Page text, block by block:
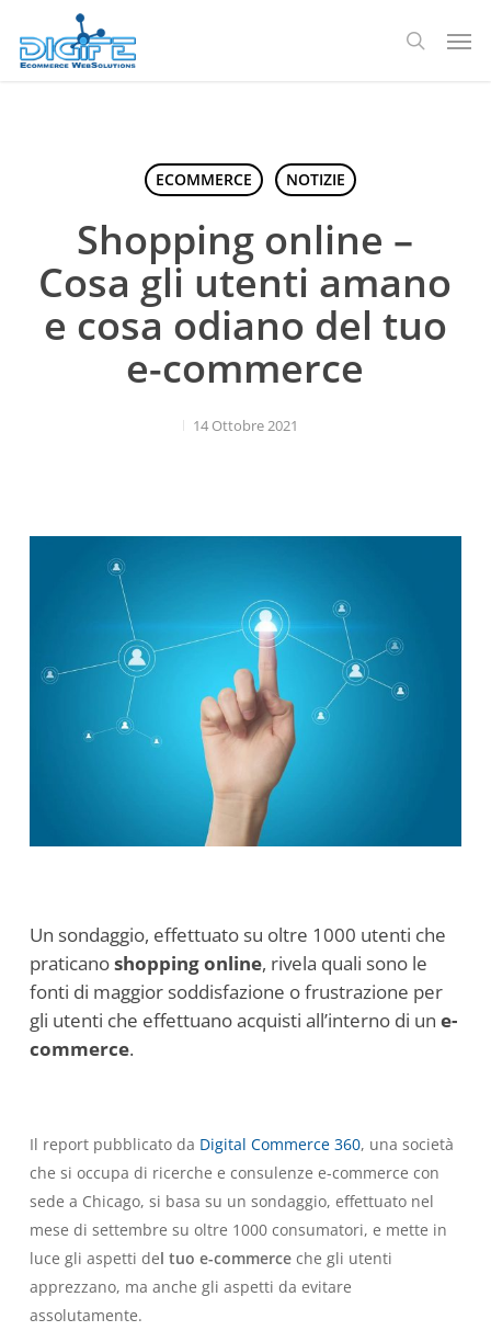
contenuto
ricerca
ECOMMERCE NOTIZIE
Shopping online –
Cosa gli utenti amano
e cosa odiano del tuo
e-commerce
14 Ottobre 2021
Un sondaggio, effettuato su oltre 1000 utenti che
praticanoshopping online, rivela quali sono le
fonti di maggior soddisfazione o frustrazione per
gli utenti che effettuano acquisti all’interno di un e-
commerce.
Il report pubblicato da Digital Commerce 360, una società
che si occupa di ricerche e consulenze e-commerce con
sede a Chicago, si basa su un sondaggio, effettuato nel
mese di settembre su oltre 1000 consumatori, e mette in
luce gli aspetti del tuo e-commerceche gli utenti
apprezzano, ma anche gli aspetti da evitare
assolutamente.